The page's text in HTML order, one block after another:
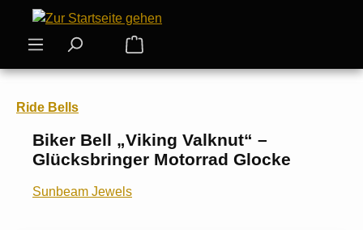
Zum Hauptinhalt springen
Warenkorb enthält 0 Positionen.
Ride Bells
Biker Bell „Viking Valknut“ –
Glücksbringer Motorrad Glocke
Sunbeam Jewels